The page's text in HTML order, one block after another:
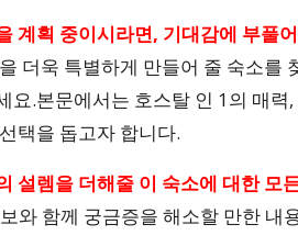
계획 중이시라면, 기대감에 부풀
더욱 특별하게 만들어 줄 숙소를
요.본문에서는 호스탈 인 1의 매
택을 돕고자 합니다.
설렘을 더해줄 이 숙소에 대한 모
와 함께 궁금증을 해소할 만한 내